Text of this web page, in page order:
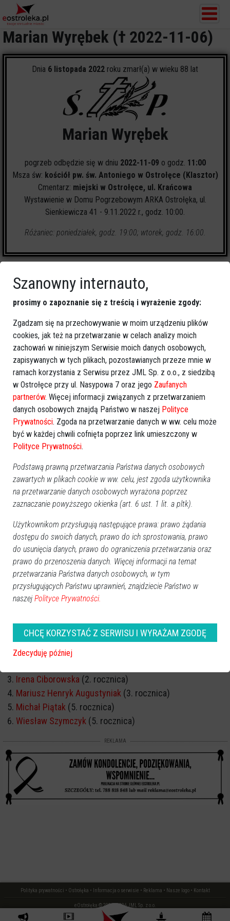
Marian Wyrębek († 2022-11-06)
Dnia 6 listopada 2022 roku zmarł(a) w wieku 88 lat
Marian Wyrębek
pogrzeb odbędzie się w dniu 2022-11-09 o godz. 11:00
Msza św: kościół pw. św. Antoniego w Ostrołęce (Klasztor)
Cmentarz: miejski w Ostrołęce, ul. Krańcowa
Wystawienie w Domu Pogrzebowym ARKA Ostrołęka, ul.
Sienkiewicza 41 - 9.11.2022 r., godz. 10:00.
Różaniec: poniedziałek, godz. 19:00; wtorek, godz. 16:00.
Zapal świeczkę Udostępnij
wróć
ROCZNICA ŚMIERCI
Marek Kazimierczak
Irena Ciborowska (2. rocznica)
Mariusz Henryk Augustyniak (3. rocznica)
Michał Piątak (5. rocznica)
Wiesław Szymczyk (5. rocznica)
REKLAMA
Polityka prywatności • Ostrołęka • Informacja o serwisie • Reklama • Nasze logo• Kontakt
eOstrołęka © 2006 - 2026 JML Sp. z o.o.
Szanowny internauto,
prosimy o zapoznanie się z treścią i wyrażenie zgody:
Zgadzam się na przechowywanie w moim urządzeniu plików
cookies, jak też na przetwarzanie w celach analizy moich
zachowań w niniejszym Serwisie moich danych osobowych,
zapisywanych w tych plikach, pozostawianych przeze mnie w
ramach korzystania z Serwisu przez JML Sp. z o.o., z siedzibą
w Ostrołęce przy ul. Nasypowa 7 oraz jego Zaufanych
partnerów. Więcej informacji związanych z przetwarzaniem
danych osobowych znajdą Państwo w naszej Polityce
Prywatności. Zgoda na przetwarzanie danych w ww. celu może
być w każdej chwili cofnięta poprzez link umieszczony w
Polityce Prywatności.
Podstawą prawną przetwarzania Państwa danych osobowych
zawartych w plikach cookie w ww. celu, jest zgoda użytkownika
na przetwarzanie danych osobowych wyrażona poprzez
zaznaczanie powyższego okienka (art. 6 ust. 1 lit. a pltk).
Użytkownikom przysługują następujące prawa: prawo żądania
dostępu do swoich danych, prawo do ich sprostowania, prawo
do usunięcia danych, prawo do ograniczenia przetwarzania oraz
prawo do przenoszenia danych. Więcej informacji na temat
przetwarzania Państwa danych osobowych, w tym
przysługujących Państwu uprawnień, znajdziecie Państwo w
naszej Polityce Prywatności.
CHCĘ KORZYSTAĆ Z SERWISU I WYRAŻAM ZGODĘ
Zdecyduję później